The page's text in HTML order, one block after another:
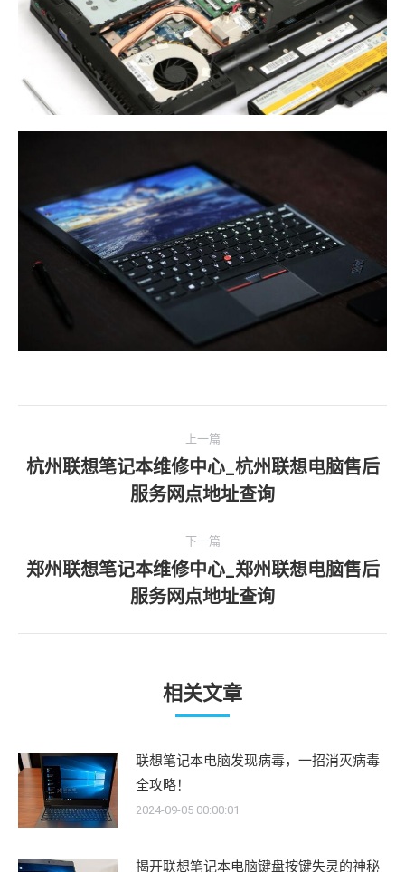
章
上一篇
上
一
章：
杭州联想笔记本维修中心_杭州联想电脑售后
服务网点地址查询
下一篇
下
一
文
郑州联想笔记本维修中心_郑州联想电脑售后
服务网点地址查询
相关文章
联想笔记本电脑发现病毒，一招消灭病毒
全攻略！
2024-09-05 00:00:01
揭开联想笔记本电脑键盘按键失灵的神秘